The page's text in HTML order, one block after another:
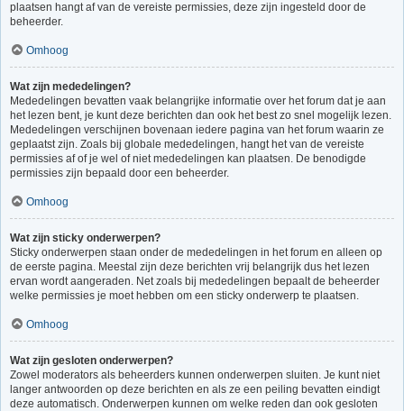
plaatsen hangt af van de vereiste permissies, deze zijn ingesteld door de
beheerder.
Omhoog
Wat zijn mededelingen?
Mededelingen bevatten vaak belangrijke informatie over het forum dat je aan
het lezen bent, je kunt deze berichten dan ook het best zo snel mogelijk lezen.
Mededelingen verschijnen bovenaan iedere pagina van het forum waarin ze
geplaatst zijn. Zoals bij globale mededelingen, hangt het van de vereiste
permissies af of je wel of niet mededelingen kan plaatsen. De benodigde
permissies zijn bepaald door een beheerder.
Omhoog
Wat zijn sticky onderwerpen?
Sticky onderwerpen staan onder de mededelingen in het forum en alleen op
de eerste pagina. Meestal zijn deze berichten vrij belangrijk dus het lezen
ervan wordt aangeraden. Net zoals bij mededelingen bepaalt de beheerder
welke permissies je moet hebben om een sticky onderwerp te plaatsen.
Omhoog
Wat zijn gesloten onderwerpen?
Zowel moderators als beheerders kunnen onderwerpen sluiten. Je kunt niet
langer antwoorden op deze berichten en als ze een peiling bevatten eindigt
deze automatisch. Onderwerpen kunnen om welke reden dan ook gesloten